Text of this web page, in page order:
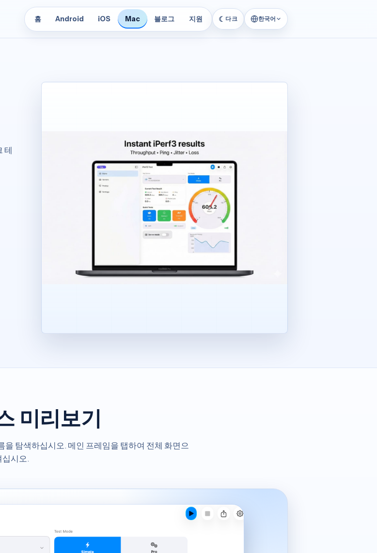
홈 Android iOS Mac 블로그 지원 ☾ 다크 한국어
테
미리보기
탐색하십시오. 메인 프레임을 탭하여 전체 화면으
십시오.